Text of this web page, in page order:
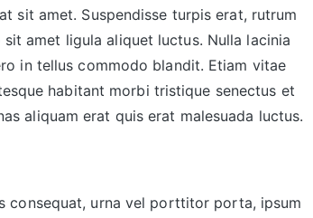
sit amet. Suspendisse turpis erat, rutrum
amet ligula aliquet luctus. Nulla lacinia
in tellus commodo blandit. Etiam vitae
habitant morbi tristique senectus et
aliquam erat quis erat malesuada luctus.
consequat, urna vel porttitor porta, ipsum